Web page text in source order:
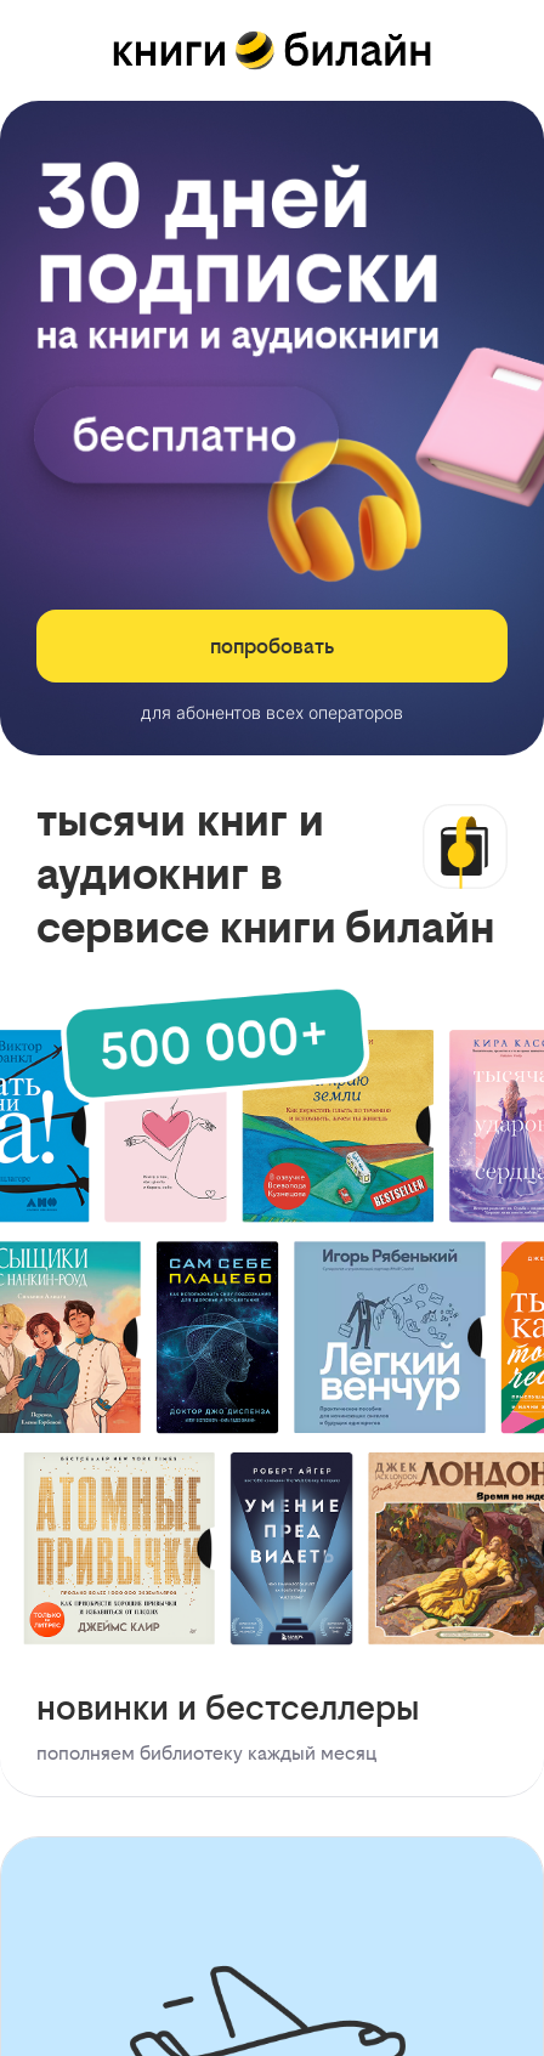
попробовать
для абонентов всех операторов
тысячи книг и
аудиокниг в
сервисе книги билайн
новинки и бестселлеры
пополняем библиотеку каждый месяц